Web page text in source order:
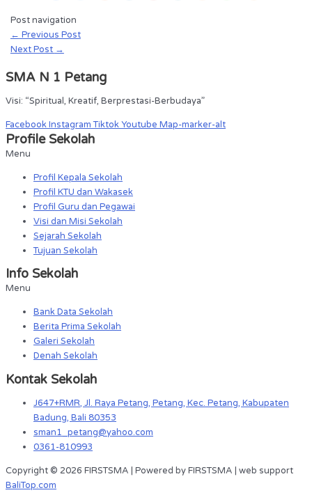
Post navigation
← Previous Post
Next Post →
SMA N 1 Petang
Visi: “Spiritual, Kreatif, Berprestasi-Berbudaya”
FacebookInstagram TiktokYoutube Map-marker-alt
Profile Sekolah
Menu
Profil Kepala Sekolah
Profil KTU dan Wakasek
Profil Guru dan Pegawai
Visi dan Misi Sekolah
Sejarah Sekolah
Tujuan Sekolah
Info Sekolah
Menu
Bank Data Sekolah
Berita Prima Sekolah
Galeri Sekolah
Denah Sekolah
Kontak Sekolah
J647+RMR, Jl. Raya Petang, Petang, Kec. Petang, Kabupaten
Badung, Bali 80353
sman1_petang@yahoo.com
0361-810993
Copyright © 2026 FIRSTSMA | Powered by FIRSTSMA | web support
BaliTop.com